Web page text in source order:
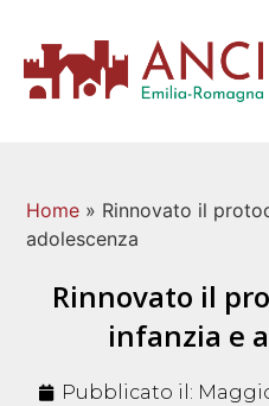
Home » Rinnovato il
adolescenza
Rinnovato il
infanzia e
Pubblicato il: